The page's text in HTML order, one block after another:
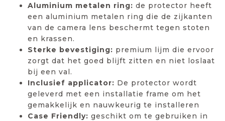
Aluminium metalen ring: de protector heeft
een aluminium metalen ring die de zijkanten
van de camera lens beschermt tegen stoten
en krassen.
Sterke bevestiging: premium lijm die ervoor
zorgt dat het goed blijft zitten en niet loslaat
bij een val.
Inclusief applicator: De protector wordt
geleverd met een installatie frame om het
gemakkelijk en nauwkeurig te installeren
Case Friendly: geschikt om te gebruiken in